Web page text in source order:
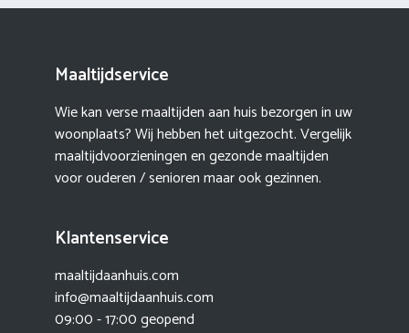
Maaltijdservice
Wie kan verse maaltijden aan huis bezorgen in uw
woonplaats? Wij hebben het uitgezocht. Vergelijk
maaltijdvoorzieningen en gezonde maaltijden
voor ouderen / senioren maar ook gezinnen.
Klantenservice
maaltijdaanhuis.com
info@maaltijdaanhuis.com
09:00 - 17:00 geopend